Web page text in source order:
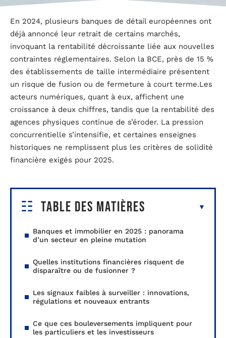
En 2024, plusieurs banques de détail européennes ont
déjà annoncé leur retrait de certains marchés,
invoquant la rentabilité décroissante liée aux nouvelles
contraintes réglementaires. Selon la BCE, près de 15 %
des établissements de taille intermédiaire présentent
un risque de fusion ou de fermeture à court terme.Les
acteurs numériques, quant à eux, affichent une
croissance à deux chiffres, tandis que la rentabilité des
agences physiques continue de s’éroder. La pression
concurrentielle s’intensifie, et certaines enseignes
historiques ne remplissent plus les critères de solidité
financière exigés pour 2025.
Table des matières
Banques et immobilier en 2025 : panorama
d’un secteur en pleine mutation
Quelles institutions financières risquent de
disparaître ou de fusionner ?
Les signaux faibles à surveiller : innovations,
régulations et nouveaux entrants
Ce que ces bouleversements impliquent pour
les particuliers et les investisseurs